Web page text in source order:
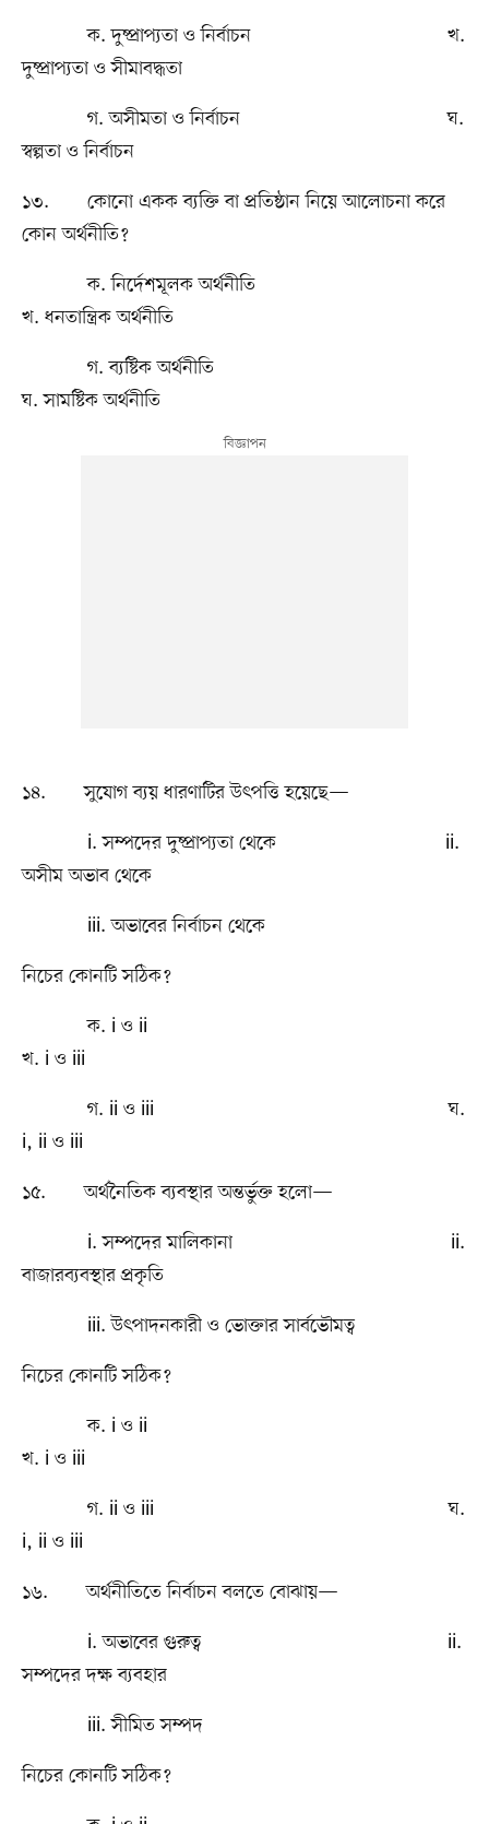
ক. দুষ্প্রাপ্যতা ও নির্বাচন খ.
দুষ্প্রাপ্যতা ও সীমাবদ্ধতা
গ. অসীমতা ও নির্বাচন ঘ.
স্বল্পতা ও নির্বাচন
১৩. কোনো একক ব্যক্তি বা প্রতিষ্ঠান নিয়ে আলোচনা করে
কোন অর্থনীতি?
ক. নির্দেশমূলক অর্থনীতি
খ. ধনতান্ত্রিক অর্থনীতি
গ. ব্যষ্টিক অর্থনীতি
ঘ. সামষ্টিক অর্থনীতি
১৪. সুযোগ ব্যয় ধারণাটির উৎপত্তি হয়েছে—
i. সম্পদের দুষ্প্রাপ্যতা থেকে ii.
অসীম অভাব থেকে
iii. অভাবের নির্বাচন থেকে
নিচের কোনটি সঠিক?
ক. i ও ii
খ. i ও iii
গ. ii ও iii ঘ.
i, ii ও iii
১৫. অর্থনৈতিক ব্যবস্থার অন্তর্ভুক্ত হলো—
i. সম্পদের মালিকানা ii.
বাজারব্যবস্থার প্রকৃতি
iii. উৎপাদনকারী ও ভোক্তার সার্বভৌমত্ব
নিচের কোনটি সঠিক?
ক. i ও ii
খ. i ও iii
গ. ii ও iii ঘ.
i, ii ও iii
১৬. অর্থনীতিতে নির্বাচন বলতে বোঝায়—
i. অভাবের গুরুত্ব ii.
সম্পদের দক্ষ ব্যবহার
iii. সীমিত সম্পদ
নিচের কোনটি সঠিক?